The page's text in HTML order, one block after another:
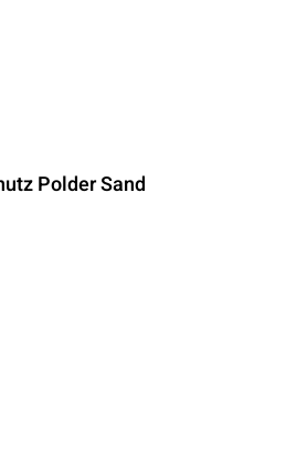
Polder Sand